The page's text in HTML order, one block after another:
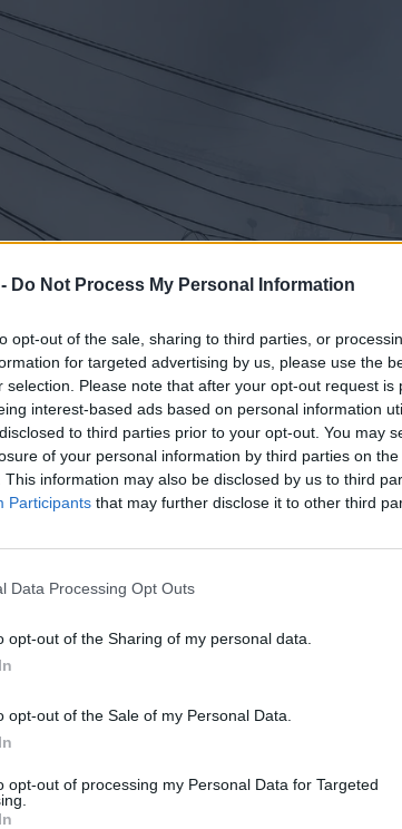
Do Not Process My Personal Information
opt-out of the sale, sharing to third parties, or
for targeted advertising by us, please use the
selection. Please note that after your opt-out request is
interest-based ads based on personal information
to third parties prior to your opt-out. You may
of your personal information by third parties on the
This information may also be disclosed by us to third
Participants that may further disclose it to other third
Data Processing Opt Outs
opt-out of the Sharing of my personal data.
opt-out of the Sale of my Personal Data.
opt-out of processing my Personal Data for Targeted